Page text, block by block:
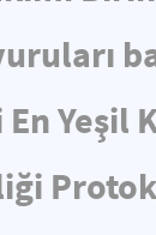
Yeşil